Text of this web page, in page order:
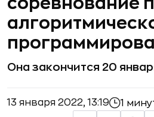
соревнование
Она закончится 20
13 января 2022, 13:19 1